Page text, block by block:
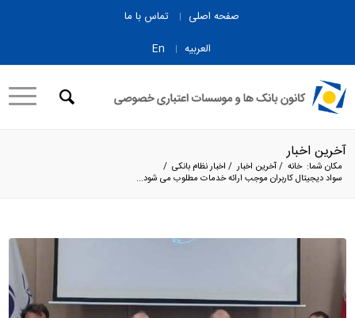
صفحه اصلی
تماس با ما
العربیه
En
آخرین اخبار
مکان شما: خانه /آخرین اخبار / اخبار نظام بانکی /
سواد دیجیتال کاربران موجب ارائه خدمات مطلوب می شود...